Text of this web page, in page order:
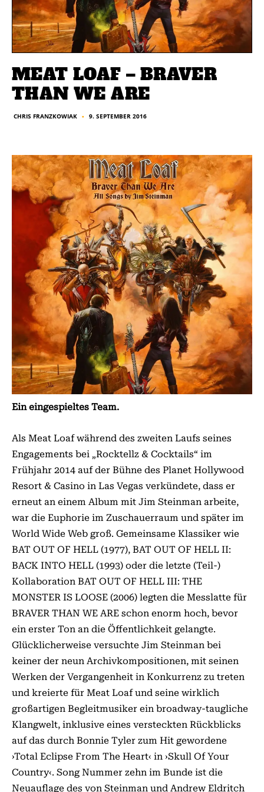
MEAT LOAF – BRAVER
THAN WE ARE
CHRIS FRANZKOWIAK ■ 9. SEPTEMBER 2016
Ein eingespieltes Team.
Als Meat Loaf während des zweiten Laufs seines
Engagements bei „Rocktellz & Cocktails“ im
Frühjahr 2014 auf der Bühne des Planet Hollywood
Resort & Casino in Las Vegas verkündete, dass er
erneut an einem Album mit Jim Steinman arbeite,
war die Euphorie im Zuschauerraum und später im
World Wide Web groß. Gemeinsame Klassiker wie
BAT OUT OF HELL (1977), BAT OUT OF HELL II:
BACK INTO HELL (1993) oder die letzte (Teil-)
Kollaboration BAT OUT OF HELL III: THE
MONSTER IS LOOSE (2006) legten die Messlatte für
BRAVER THAN WE ARE schon enorm hoch, bevor
ein erster Ton an die Öffentlichkeit gelangte.
Glücklicherweise versuchte Jim Steinman bei
keiner der neun Archivkompositionen, mit seinen
Werken der Vergangenheit in Konkurrenz zu treten
und kreierte für Meat Loaf und seine wirklich
großartigen Begleitmusiker ein broadway-taugliche
Klangwelt, inklusive eines versteckten Rückblicks
auf das durch Bonnie Tyler zum Hit gewordene
›Total Eclipse From The Heart‹ in ›Skull Of Your
Country‹. Song Nummer zehn im Bunde ist die
Neuauflage des von Steinman und Andrew Eldritch